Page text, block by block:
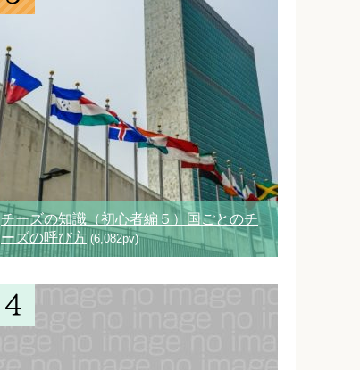
チーズの知識（初心者編５）国ごとのチ
ーズの呼び方 (6,082pv)